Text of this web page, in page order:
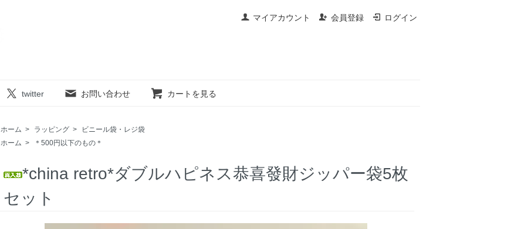
マイアカウント 会員登録 ログイン
twitter お問い合わせ カートを見る
ホーム > ラッピング >
ビニール袋・レジ袋
ホーム > ＊500円以下のもの＊
*china retro*ダブルハピネス恭喜發財ジッパー袋5枚
セット